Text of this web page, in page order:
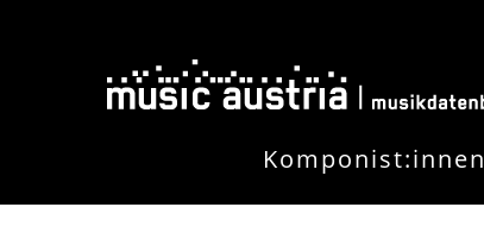
Komponist:innen